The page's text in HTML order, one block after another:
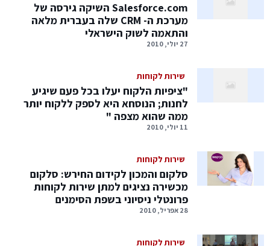
Salesforce.com השיקה גירסה של
מערכת ה- CRM שלה בעברית מלאה
והתאמה לשוק הישראלי
27 יולי, 2010
שירות לקוחות
"ציפיות הלקוח יעלו בכל פעם שיגיע
לחנות; הנוסחא היא לספק ללקוח יותר
ממה שהוא מצפה "
11 יולי, 2010
שירות לקוחות
סלקום והמכון לקידום החירש: סלקום
מכשירה נציגים למתן שירות לקוחות
פרונטלי ניסיוני בשפת הסימנים
28 אפריל, 2010
שירות לקוחות